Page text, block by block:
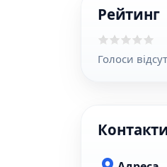
Рейтинг
Голоси